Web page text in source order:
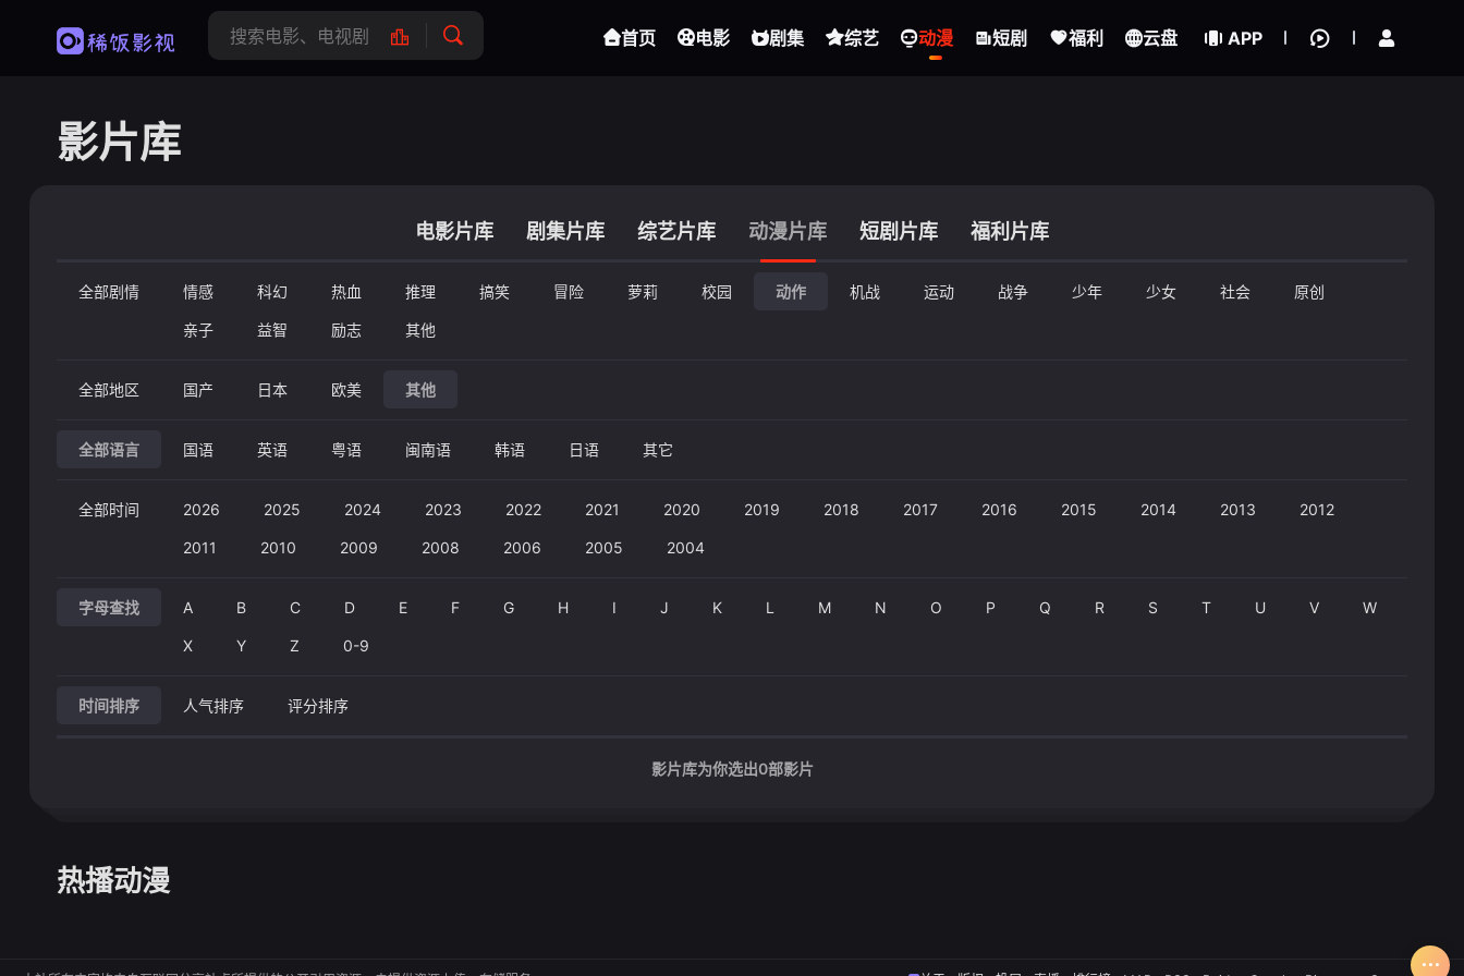
首页 电影 剧集 综艺 动漫 短剧 福利 云盘 APP
影片库
电影片库 剧集片库 综艺片库 动漫片库 短剧片库 福利片库
全部剧情 情感 科幻 热血 推理 搞笑 冒险 萝莉 校园 动作 机战 运动 战争 少年 少女 社会 原创
亲子 益智 励志 其他
全部地区 国产 日本 欧美 其他
全部语言 国语 英语 粤语 闽南语 韩语 日语 其它
全部时间 2026 2025 2024 2023 2022 2021 2020 2019 2018 2017 2016 2015 2014 2013 2012
2011 2010 2009 2008 2006 2005 2004
字母查找 A B C D E F G H I J K L M N O P Q R S T U V W
X Y Z 0-9
时间排序 人气排序 评分排序
影片库为你选出0部影片
热播动漫